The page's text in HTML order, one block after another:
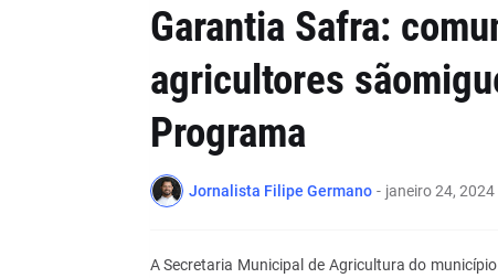
Garantia Safra:
agricultores
Programa
Jornalista Filipe Germano - janeiro 24, 2024
A Secretaria Municipal de Agricultura do